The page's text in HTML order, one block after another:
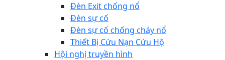
Đèn Exit chống nổ
Đèn sự cố
Đèn sự cố chống cháy nổ
Thiết Bị Cứu Nạn Cứu Hộ
Hội nghị truyền hình